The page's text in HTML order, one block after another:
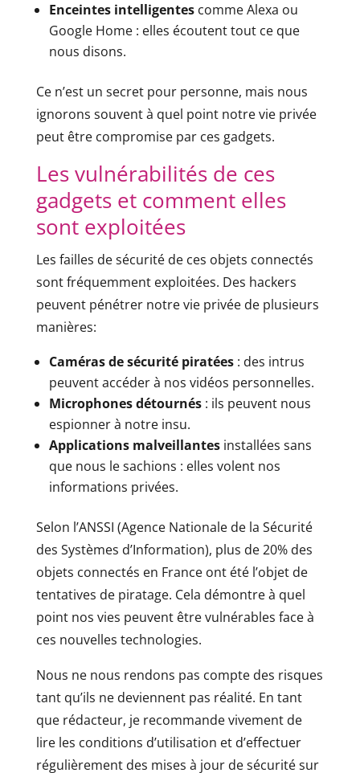
Enceintes intelligentescomme Alexa ou
Google Home : elles écoutent tout ce que
nous disons.
Ce n’est un secret pour personne, mais nous
ignorons souvent à quel point notre vie privée
peut être compromise par ces gadgets.
Les vulnérabilités de ces
gadgets et comment elles
sont exploitées
Les failles de sécurité de ces objets connectés
sont fréquemment exploitées. Des hackers
peuvent pénétrer notre vie privée de plusieurs
manières:
Caméras de sécurité piratées: des intrus
peuvent accéder à nos vidéos personnelles.
Microphones détournés: ils peuvent nous
espionner à notre insu.
Applications malveillantesinstallées sans
que nous le sachions : elles volent nos
informations privées.
Selon l’ANSSI (Agence Nationale de la Sécurité
des Systèmes d’Information), plus de 20% des
objets connectés en France ont été l’objet de
tentatives de piratage. Cela démontre à quel
point nos vies peuvent être vulnérables face à
ces nouvelles technologies.
Nous ne nous rendons pas compte des risques
tant qu’ils ne deviennent pas réalité. En tant
que rédacteur, je recommande vivement de
lire les conditions d’utilisation et d’effectuer
régulièrement des mises à jour de sécurité sur